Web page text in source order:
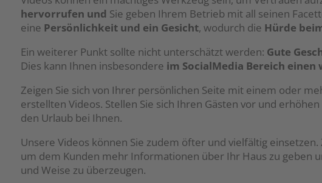
hervorrufen und Sie geben Ihrem Betrieb mit all seinen
eine Persönlichkeit und ein Gesicht, wodurch die Hürde
Ein weiterer Punkt sollte nicht unterschätzt werden: Gute
Dies kann Ihnen insbesondere im SocialMedia Bereich einen
Zeigen Sie sich von Ihrer persönlichen Seite mit einem oder
erstellten Videos. Stellen Sie sich Ihren Gästen vor und
den Urlaub bei Ihnen.
Unsere Videos können Sie zudem öfter und vielfältig
um dem Kunden mehr Informationen über Ihr Haus zu geben
und Weise zu überzeugen.